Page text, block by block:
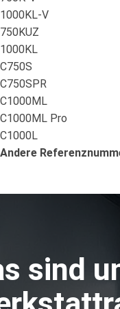
1000KL-V
750KUZ
1000KL
C750S
C750SPR
C1000ML
C1000ML Pro
C1000L
Andere
sind